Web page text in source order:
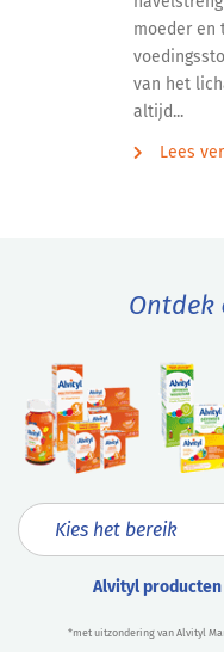
moeder en
van het
altijd...
Lees
Ontdek
Alvityl
*met uitzondering van Alvityl